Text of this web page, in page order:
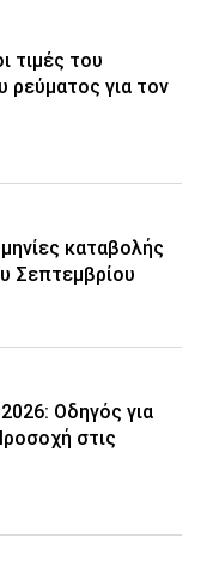
τιμές του
ρεύματος για τον
καταβολής
Σεπτεμβρίου
Οδηγός για
στις